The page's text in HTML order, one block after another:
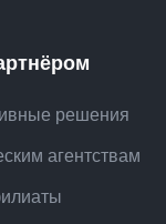
решения
агентствам